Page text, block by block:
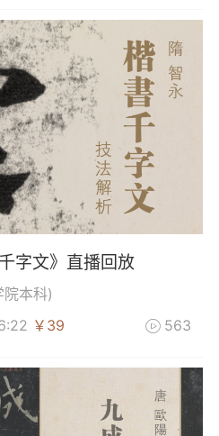
字文》直播回放
院本科)
￥39  563